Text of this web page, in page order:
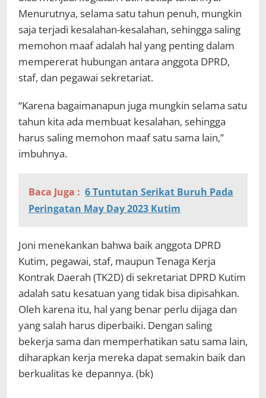
Menurutnya, selama satu tahun penuh, mungkin
saja terjadi kesalahan-kesalahan, sehingga saling
memohon maaf adalah hal yang penting dalam
mempererat hubungan antara anggota DPRD,
staf, dan pegawai sekretariat.
“Karena bagaimanapun juga mungkin selama satu
tahun kita ada membuat kesalahan, sehingga
harus saling memohon maaf satu sama lain,”
imbuhnya.
Baca Juga : 6 Tuntutan Serikat Buruh Pada
Peringatan May Day 2023 Kutim
Joni menekankan bahwa baik anggota DPRD
Kutim, pegawai, staf, maupun Tenaga Kerja
Kontrak Daerah (TK2D) di sekretariat DPRD Kutim
adalah satu kesatuan yang tidak bisa dipisahkan.
Oleh karena itu, hal yang benar perlu dijaga dan
yang salah harus diperbaiki. Dengan saling
bekerja sama dan memperhatikan satu sama lain,
diharapkan kerja mereka dapat semakin baik dan
berkualitas ke depannya. (bk)